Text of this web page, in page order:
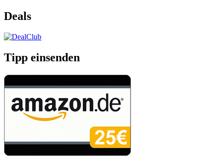
Deals
Tipp einsenden